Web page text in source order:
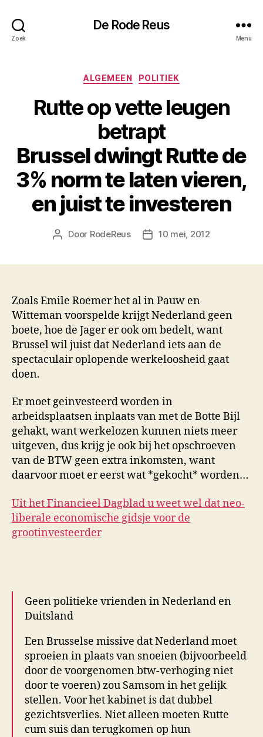
Zoek
De Rode Reus
Menu
Categorieën
ALGEMEEN POLITIEK
Rutte op vette leugen
betrapt
Brussel dwingt Rutte de
3% norm te laten vieren,
en juist te investeren
Berichtauteur
Door RodeReus Berichtdatum
10 mei, 2012
Zoals Emile Roemer het al in Pauw en
Witteman voorspelde krijgt Nederland geen
boete, hoe de Jager er ook om bedelt, want
Brussel wil juist dat Nederland iets aan de
spectaculair oplopende werkeloosheid gaat
doen.
Er moet geinvesteerd worden in
arbeidsplaatsen inplaats van met de Botte Bijl
gehakt, want werkelozen kunnen niets meer
uitgeven, dus krijg je ook bij het opschroeven
van de BTW geen extra inkomsten, want
daarvoor moet er eerst wat *gekocht* worden…
Uit het Financieel Dagblad u weet wel dat neo-
liberale economische gidsje voor de
grootinvesteerder
Geen politieke vrienden in Nederland en
Duitsland
Een Brusselse missive dat Nederland moet
sproeien in plaats van snoeien (bijvoorbeeld
door de voorgenomen btw-verhoging niet
door te voeren) zou Samsom in het gelijk
stellen. Voor het kabinet is dat dubbel
gezichtsverlies. Niet alleen moeten Rutte
cum suis dan terugkomen op hun